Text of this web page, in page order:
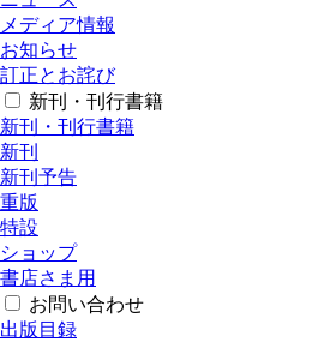
メディア情報
お知らせ
訂正とお詫び
新刊・刊行書籍
新刊・刊行書籍
新刊
新刊予告
重版
特設
ショップ
書店さま用
お問い合わせ
出版目録